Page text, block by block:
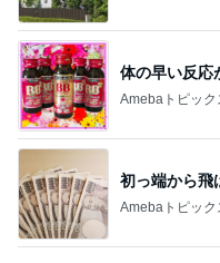
体の早い反応
Amebaトピック
初っ端から飛
Amebaトピック